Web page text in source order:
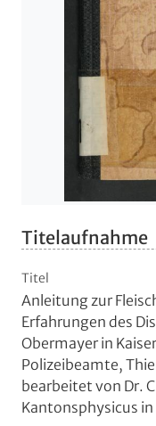
Titelaufnahme
Titel
Anleitung zur
Erfahrungen des
Obermayer in
Polizeibeamte,
bearbeitet von Dr.
Kantonsphysicus